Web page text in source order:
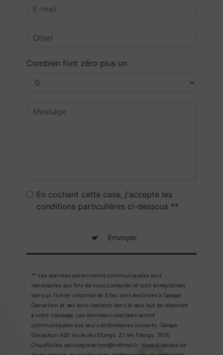
Combien font zéro plus un
En cochant cette case, j'accepte les
conditions particulières ci-dessous **
Envoyer
** Les données personnelles communiquées sont
nécessaires aux fins de vous contacter et sont enregistrées
dans un fichier informatisé. Elles sont destinées à Garage
Gonachon et ses sous-traitants dans le seul but de répondre
à votre message. Les données collectées seront
communiquées aux seuls destinataires suivants: Garage
Gonachon 420 route des Etangs, Z.I les Etangs, 71170
Chauffailles patricegonachon@hotmail.fr. Vous disposez de